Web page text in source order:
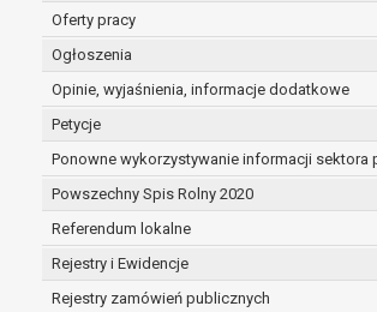
Oferty pracy
Ogłoszenia
Opinie, wyjaśnienia, informacje dodatkowe
Petycje
Ponowne wykorzystywanie informacji sektora
Powszechny Spis Rolny 2020
Referendum lokalne
Rejestry i Ewidencje
Rejestry zamówień publicznych
podstawie art. 16 RODO,
dane są nieprawidłowe lub
prawo do żądania usunięcia
osobowych (tzw. prawo do
zapomnianym) na podstawie
w przypadku gdy:
dane nie są już
dla których były zebrane
sposób przetwarzane,